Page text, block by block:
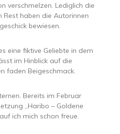
verschmelzen. Lediglich die
Rest haben die Autorinnen
bewiesen.
eine fiktive Geliebte in dem
im Hinblick auf die
faden Beigeschmack.
Bereits im Februar
„Haribo – Goldene
ich mich schon freue.